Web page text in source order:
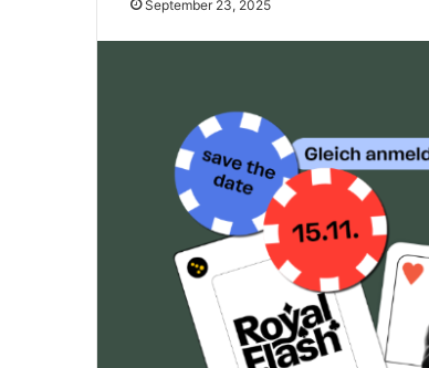
September 23, 2025